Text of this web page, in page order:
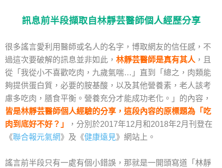
訊息前半段擷取自林靜芸醫師個人經歷分享
很多謠言愛利用醫師或名人的名字，博取網友的信任感，不
過這次要破解的訊息並非如此， 林靜芸醫師是真有其人 ，且
從「我從小不喜歡吃肉，九歲氣喘…」直到「總之，肉類能
夠提供蛋白質，必要的胺基酸，以及其他營養素，老人該考
慮多吃肉，膳食平衡。營養充分才能成功老化。」的內容，
皆是林靜芸醫師個人經驗的分享，這段內容的原標題為「吃
肉到底好不好？」
，分別於2017年12月和2018年2月刊登在
《聯合報元氣網》及《健康遠見》網站上。
謠言前半段只有一處有個小錯誤，那就是一開頭寫道「林靜